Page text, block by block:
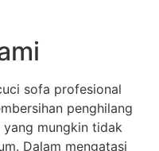
sofa profesional
penghilang
mungkin tidak
Dalam mengatasi